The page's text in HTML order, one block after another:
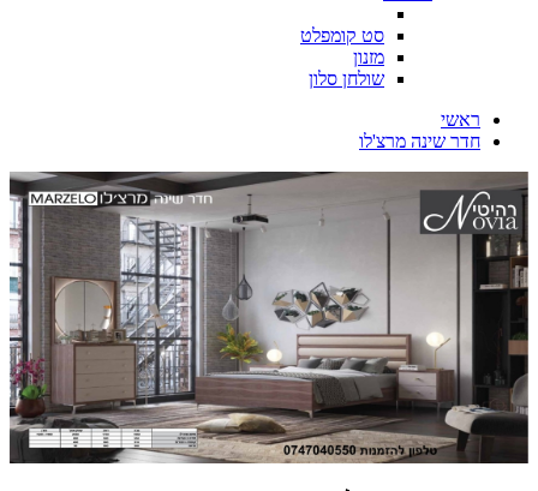
סט קומפלט
מזנון
שולחן סלון
ראשי
חדר שינה מרצ'לו